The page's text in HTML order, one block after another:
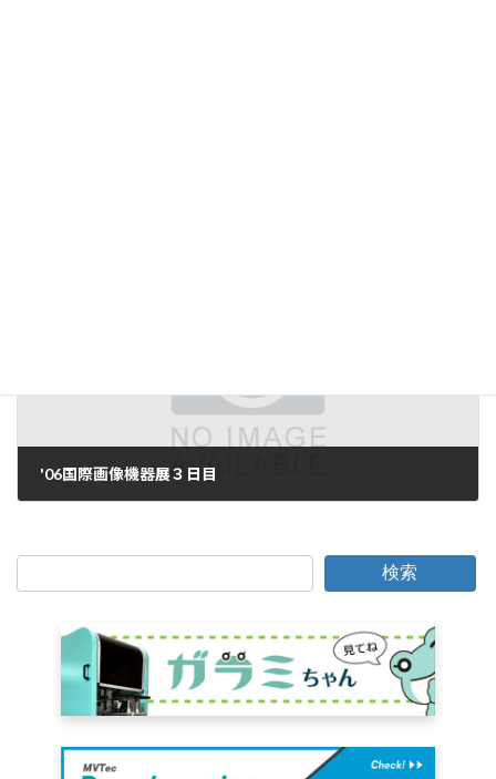
'06国際画像機器展３日目
検索